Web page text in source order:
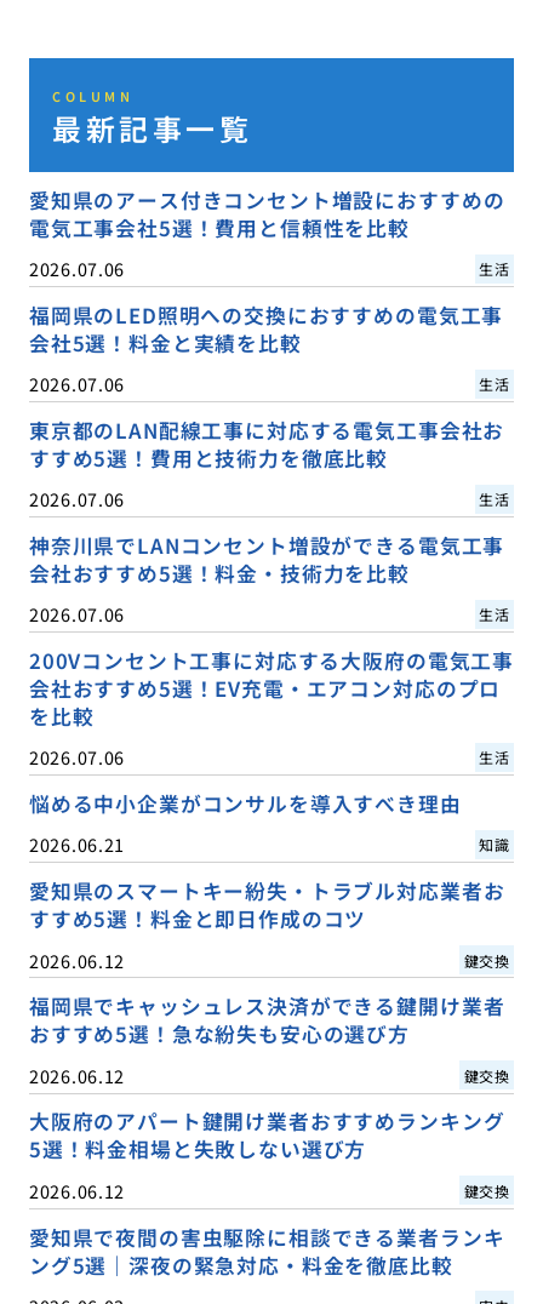
COLUMN
最新記事一覧
愛知県のアース付きコンセント増設におすすめの
電気工事会社5選！費用と信頼性を比較
2026.07.06 生活
福岡県のLED照明への交換におすすめの電気工事
会社5選！料金と実績を比較
2026.07.06 生活
東京都のLAN配線工事に対応する電気工事会社お
すすめ5選！費用と技術力を徹底比較
2026.07.06 生活
神奈川県でLANコンセント増設ができる電気工事
会社おすすめ5選！料金・技術力を比較
2026.07.06 生活
200Vコンセント工事に対応する大阪府の電気工事
会社おすすめ5選！EV充電・エアコン対応のプロ
を比較
2026.07.06 生活
悩める中小企業がコンサルを導入すべき理由
2026.06.21 知識
愛知県のスマートキー紛失・トラブル対応業者お
すすめ5選！料金と即日作成のコツ
2026.06.12 鍵交換
福岡県でキャッシュレス決済ができる鍵開け業者
おすすめ5選！急な紛失も安心の選び方
2026.06.12 鍵交換
大阪府のアパート鍵開け業者おすすめランキング
5選！料金相場と失敗しない選び方
2026.06.12 鍵交換
愛知県で夜間の害虫駆除に相談できる業者ランキ
ング5選｜深夜の緊急対応・料金を徹底比較